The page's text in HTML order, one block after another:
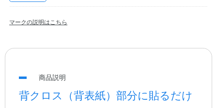
マークの説明はこちら
商品説明
背クロス（背表紙）部分に貼るだけ